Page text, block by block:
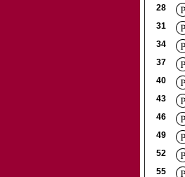
28
31
34
37
40
43
46
49
52
55